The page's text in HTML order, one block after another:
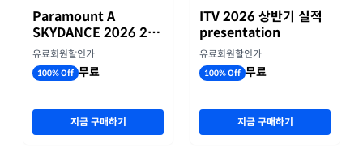
Paramount A
SKYDANCE 2026 2분
기 실적
유료회원할인가
100% Off 무료
지금 구매하기
ITV 2026 상반기 실적
presentation
유료회원할인가
100% Off 무료
지금 구매하기